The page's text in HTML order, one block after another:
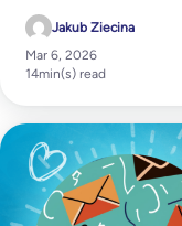
Jakub Ziecina
Mar 6, 2026
14min(s) read